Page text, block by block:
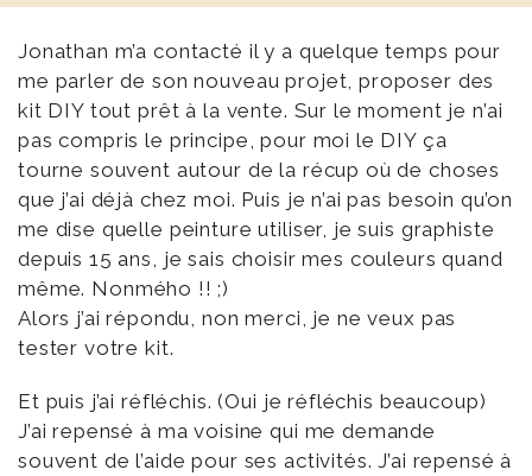
Jonathan m’a contacté il y a quelque temps pour
me parler de son nouveau projet, proposer des
kit DIY tout prêt à la vente. Sur le moment je n’ai
pas compris le principe, pour moi le DIY ça
tourne souvent autour de la récup où de choses
que j’ai déjà chez moi. Puis je n’ai pas besoin qu’on
me dise quelle peinture utiliser, je suis graphiste
depuis 15 ans, je sais choisir mes couleurs quand
même. Nonmého !! ;)
Alors j’ai répondu, non merci, je ne veux pas
tester votre kit.
Et puis j’ai réfléchis. (Oui je réfléchis beaucoup)
J’ai repensé à ma voisine qui me demande
souvent de l’aide pour ses activités. J’ai repensé à